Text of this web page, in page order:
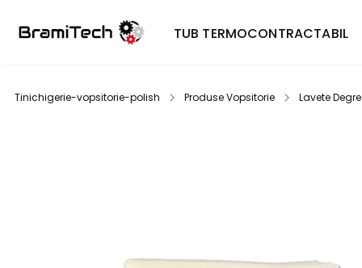
TUB TERMOCONTRACTABIL
Tinichigerie-vopsitorie-polish Produse Vopsitorie Lavete